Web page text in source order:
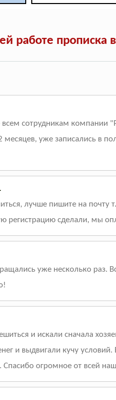
работе прописка
сотрудникам компании
месяцев, уже записались в
лучше пишите на
регистрацию сделали, мы
уже несколько раз.
и искали сначала
и выдвигали кучу
Спасибо огромное от всей